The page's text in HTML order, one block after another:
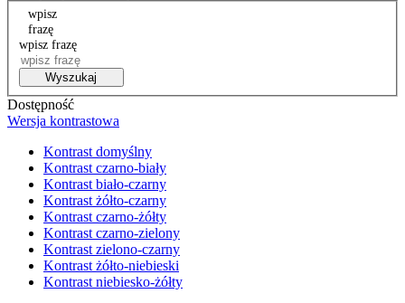
wpisz
frazę
wpisz frazę
Wyszukaj
Dostępność
Wersja kontrastowa
Kontrast domyślny
Kontrast czarno-biały
Kontrast biało-czarny
Kontrast żółto-czarny
Kontrast czarno-żółty
Kontrast czarno-zielony
Kontrast zielono-czarny
Kontrast żółto-niebieski
Kontrast niebiesko-żółty